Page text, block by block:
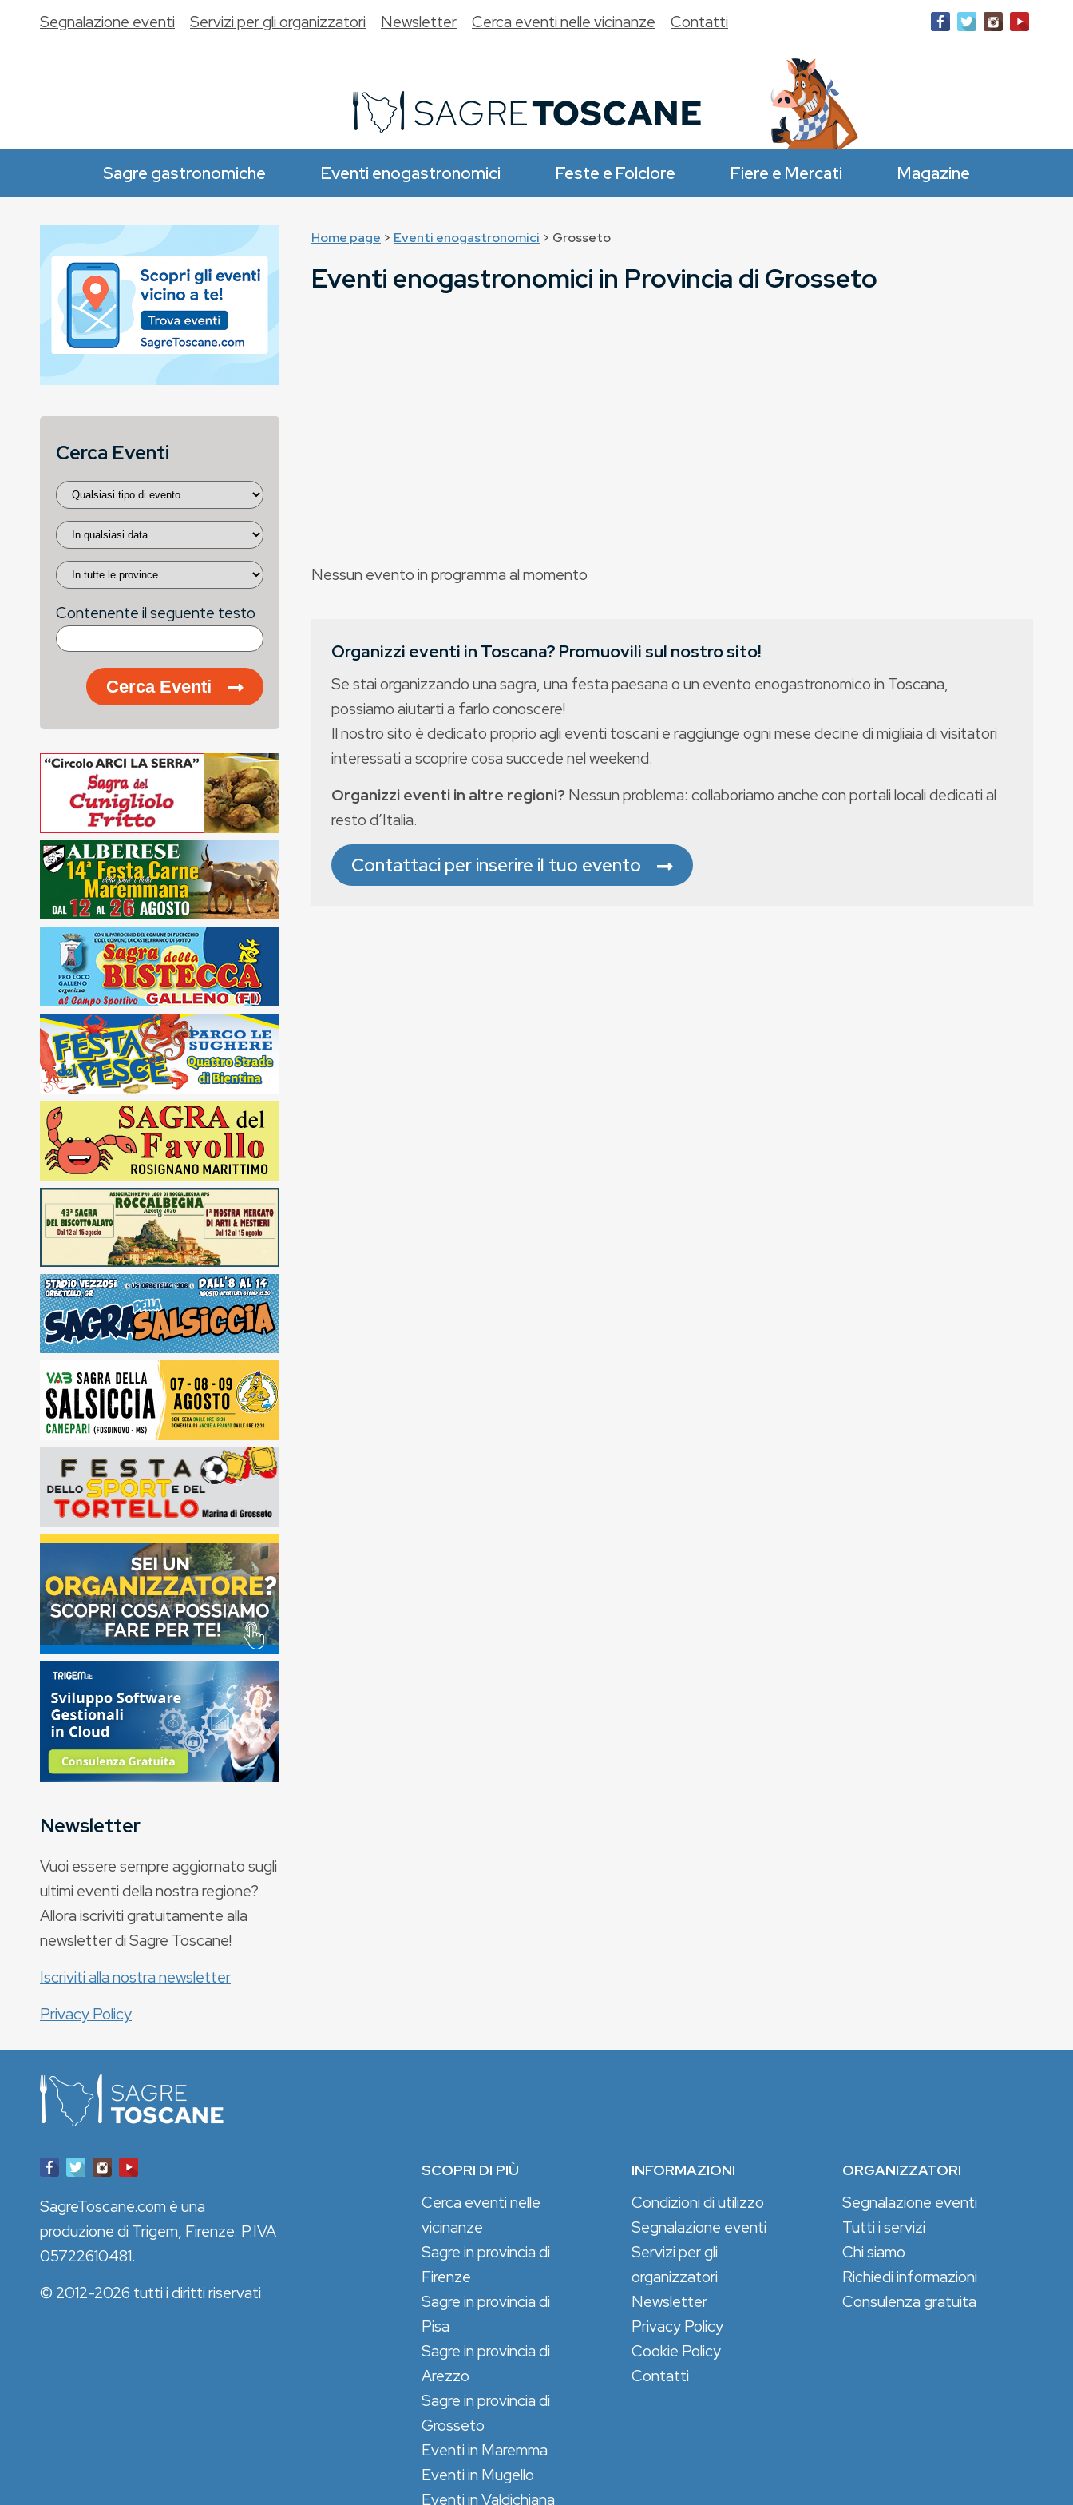
Sagre gastronomiche Eventi enogastronomici Feste e Folclore Fiere e Mercati Magazine
Segnalazione eventi Servizi per gli organizzatori Newsletter Cerca eventi nelle vicinanze Contatti
Home page > Eventi enogastronomici > Grosseto
Eventi enogastronomici in Provincia di Grosseto
Nessun evento in programma al momento
Organizzi eventi in Toscana? Promuovili sul nostro sito!
Se stai organizzando una sagra, una festa paesana o un evento enogastronomico in Toscana,
possiamo aiutarti a farlo conoscere!
Il nostro sito è dedicato proprio agli eventi toscani e raggiunge ogni mese decine di migliaia di visitatori
interessati a scoprire cosa succede nel weekend.
Organizzi eventi in altre regioni? Nessun problema: collaboriamo anche con portali locali dedicati al
resto d’Italia.
Contattaci per inserire il tuo evento
Cerca Eventi
Contenente il seguente testo
Cerca Eventi
Newsletter
Vuoi essere sempre aggiornato sugli
ultimi eventi della nostra regione?
Allora iscriviti gratuitamente alla
newsletter di Sagre Toscane!
Iscriviti alla nostra newsletter
Privacy Policy
SCOPRI DI PIÙ
Cerca eventi nelle
vicinanze
Sagre in provincia di
Firenze
Sagre in provincia di
Pisa
Sagre in provincia di
Arezzo
Sagre in provincia di
Grosseto
Eventi in Maremma
Eventi in Mugello
Eventi in Valdichiana
INFORMAZIONI
Condizioni di utilizzo
Segnalazione eventi
Servizi per gli
organizzatori
Newsletter
Privacy Policy
Cookie Policy
Contatti
ORGANIZZATORI
Segnalazione eventi
Tutti i servizi
Chi siamo
Richiedi informazioni
Consulenza gratuita
SagreToscane.com è una
produzione di Trigem, Firenze. P.IVA
05722610481.
© 2012-2026 tutti i diritti riservati